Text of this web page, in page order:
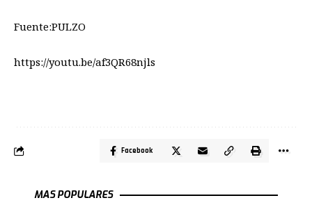
Fuente:PULZO
https://youtu.be/af3QR68njls
Facebook
MAS POPULARES